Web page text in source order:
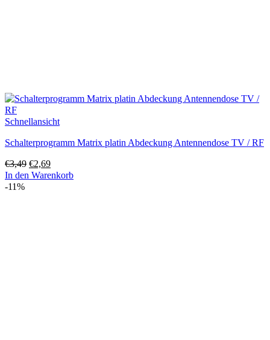
Schnellansicht
Schalterprogramm Matrix platin Abdeckung Antennendose TV / RF
€3,49 Ursprünglicher
Preis
€2,69Aktueller
Preis
In den Warenkorb
-11%